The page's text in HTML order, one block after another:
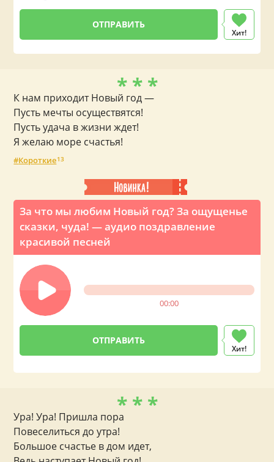
Хит!
За что мы любим Новый год? За ощущенье
сказки, чуда! — аудио поздравление
красивой песней
00:00
Хит!
* * *
К нам приходит Новый год —
Пусть мечты осуществятся!
Пусть удача в жизни ждет!
Я желаю море счастья!
Короткие13
* * *
Ура! Ура! Пришла пора
Повеселиться до утра!
Большое счастье в дом идет,